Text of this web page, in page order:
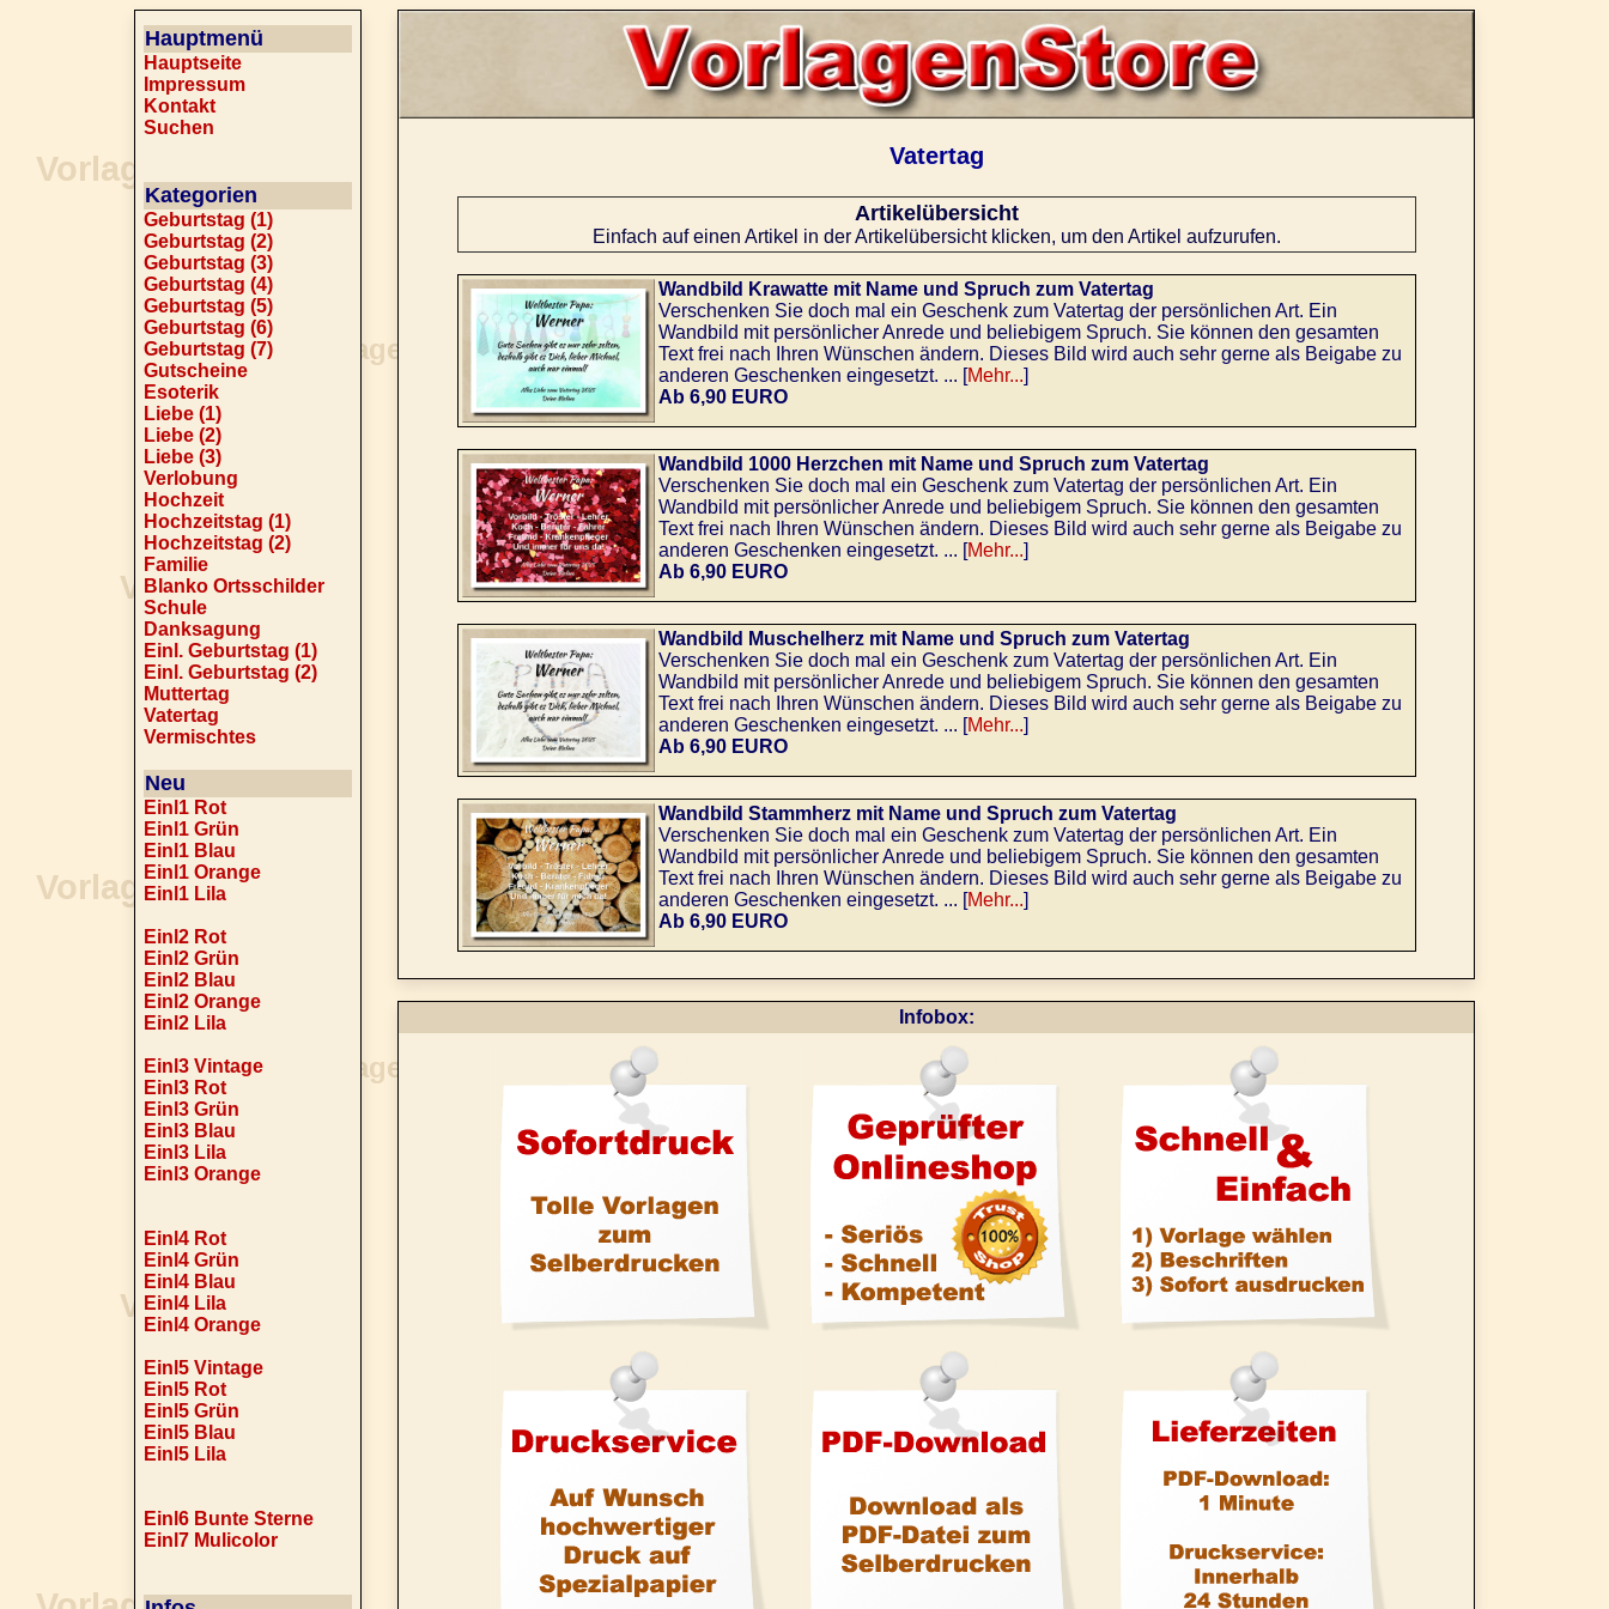
Hauptmenü
Hauptseite
Impressum
Kontakt
Suchen
Kategorien
Geburtstag (1)
Geburtstag (2)
Geburtstag (3)
Geburtstag (4)
Geburtstag (5)
Geburtstag (6)
Geburtstag (7)
Gutscheine
Esoterik
Liebe (1)
Liebe (2)
Liebe (3)
Verlobung
Hochzeit
Hochzeitstag (1)
Hochzeitstag (2)
Familie
Blanko Ortsschilder
Schule
Danksagung
Einl. Geburtstag (1)
Einl. Geburtstag (2)
Muttertag
Vatertag
Vermischtes
Neu
Einl1 Rot
Einl1 Grün
Einl1 Blau
Einl1 Orange
Einl1 Lila
Einl2 Rot
Einl2 Grün
Einl2 Blau
Einl2 Orange
Einl2 Lila
Einl3 Vintage
Einl3 Rot
Einl3 Grün
Einl3 Blau
Einl3 Lila
Einl3 Orange
Einl4 Rot
Einl4 Grün
Einl4 Blau
Einl4 Lila
Einl4 Orange
Einl5 Vintage
Einl5 Rot
Einl5 Grün
Einl5 Blau
Einl5 Lila
Einl6 Bunte Sterne
Einl7 Mulicolor
Vatertag
Artikelübersicht
Einfach auf einen Artikel in der Artikelübersicht klicken, um den Artikel aufzurufen.
Wandbild Krawatte mit Name und Spruch zum Vatertag
Verschenken Sie doch mal ein Geschenk zum Vatertag der persönlichen Art. Ein
Wandbild mit persönlicher Anrede und beliebigem Spruch. Sie können den gesamten
Text frei nach Ihren Wünschen ändern. Dieses Bild wird auch sehr gerne als Beigabe zu
anderen Geschenken eingesetzt. ... [Mehr...]
Ab 6,90 EURO
Wandbild 1000 Herzchen mit Name und Spruch zum Vatertag
Verschenken Sie doch mal ein Geschenk zum Vatertag der persönlichen Art. Ein
Wandbild mit persönlicher Anrede und beliebigem Spruch. Sie können den gesamten
Text frei nach Ihren Wünschen ändern. Dieses Bild wird auch sehr gerne als Beigabe zu
anderen Geschenken eingesetzt. ... [Mehr...]
Ab 6,90 EURO
Wandbild Muschelherz mit Name und Spruch zum Vatertag
Verschenken Sie doch mal ein Geschenk zum Vatertag der persönlichen Art. Ein
Wandbild mit persönlicher Anrede und beliebigem Spruch. Sie können den gesamten
Text frei nach Ihren Wünschen ändern. Dieses Bild wird auch sehr gerne als Beigabe zu
anderen Geschenken eingesetzt. ... [Mehr...]
Ab 6,90 EURO
Wandbild Stammherz mit Name und Spruch zum Vatertag
Verschenken Sie doch mal ein Geschenk zum Vatertag der persönlichen Art. Ein
Wandbild mit persönlicher Anrede und beliebigem Spruch. Sie können den gesamten
Text frei nach Ihren Wünschen ändern. Dieses Bild wird auch sehr gerne als Beigabe zu
anderen Geschenken eingesetzt. ... [Mehr...]
Ab 6,90 EURO
Infobox: